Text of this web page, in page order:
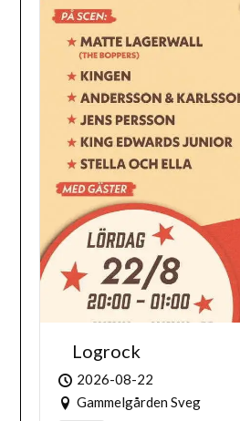
Logrock
2026-08-22
Gammelgården Sveg